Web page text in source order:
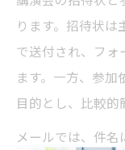
ります。招待状は
で送付され、フ
ます。一方、参
目的とし、比較的
メールでは、件